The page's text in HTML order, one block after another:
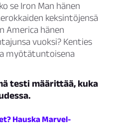
se Iron Man hänen
keksintöjensä
America hänen
vuoksi? Kenties
myötätuntoisena
testi määrittää, kuka
Hauska Marvel-